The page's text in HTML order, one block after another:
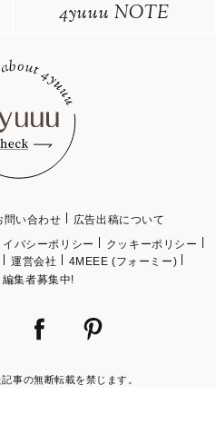
4yuuu NOTE
問い合わせ
広告出稿について
イバシーポリシー
クッキーポリシー
運営会社
4MEEE (フォーミー)
集者募集中!
事の無断転載を禁じます。